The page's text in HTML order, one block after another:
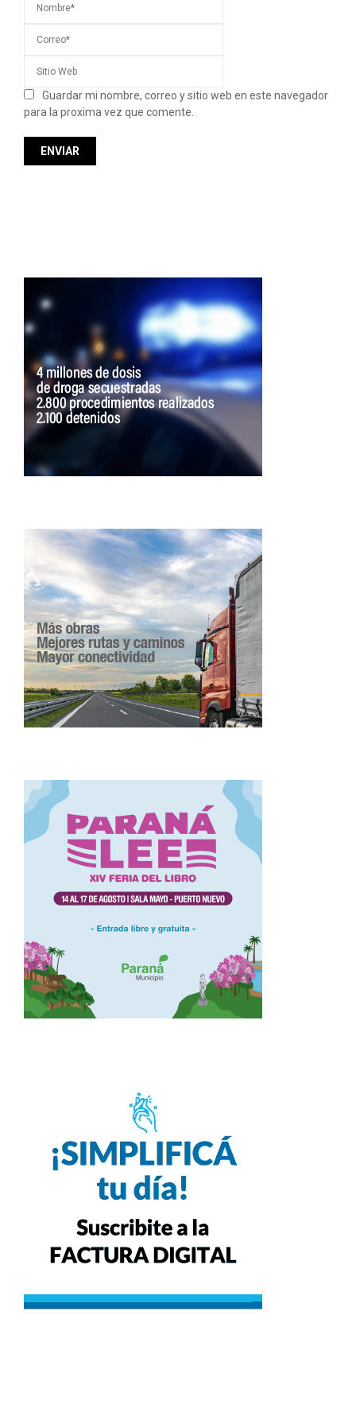
Guardar mi nombre, correo y sitio web en este navegador
para la proxima vez que comente.